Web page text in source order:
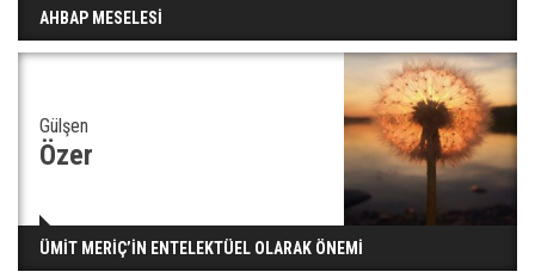
Ünlü türkücü Mahmut Tuncer estetik operasyon
geçirdi: Son hali gündem oldu
Yerli turist 229,7 milyar lira seyahat harcaması
yaptı
AHBAP MESELESİ
Gülşen
Özer
ÜMİT MERİÇ’İN ENTELEKTÜEL OLARAK ÖNEMİ